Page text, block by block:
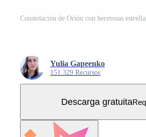
Yulia Gapeenko
151.329 Recursos
Descarga gratuita